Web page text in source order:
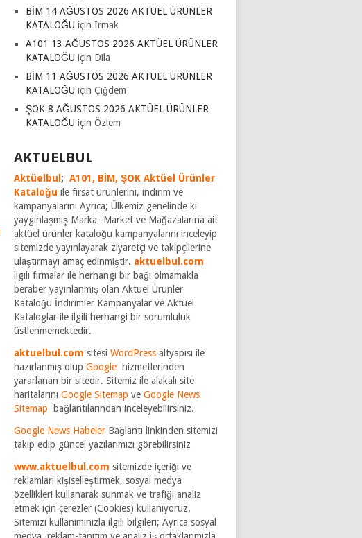
BİM 14 AĞUSTOS 2026 AKTÜEL ÜRÜNLER
KATALOĞU için Irmak
A101 13 AĞUSTOS 2026 AKTÜEL ÜRÜNLER
KATALOĞU için Dila
BİM 11 AĞUSTOS 2026 AKTÜEL ÜRÜNLER
KATALOĞU için Çiğdem
ŞOK 8 AĞUSTOS 2026 AKTÜEL ÜRÜNLER
KATALOĞU için Özlem
AKTUELBUL
Aktüelbul ; A101, BİM, ŞOK Aktüel Ürünler
Kataloğu ile fırsat ürünlerini, indirim ve
kampanyalarını Ayrıca; Ülkemiz genelinde ki
yaygınlaşmış Marka -Market ve Mağazalarına ait
aktüel ürünler kataloğu kampanyalarını inceleyip
sitemizde yayınlayarak ziyaretçi ve takipçilerine
ulaştırmayı amaç edinmiştir. aktuelbul.com
ilgili firmalar ile herhangi bir bağı olmamakla
beraber yayınlanmış olan Aktüel Ürünler
Kataloğu İndirimler Kampanyalar ve Aktüel
Kataloglar ile ilgili herhangi bir sorumluluk
üstlenmemektedir.
aktuelbul.com sitesi WordPress altyapısı ile
hazırlanmış olup Google hizmetlerinden
yararlanan bir sitedir. Sitemiz ile alakalı site
haritalarını Google Sitemap ve Google News
Sitemap
bağlantılarından inceleyebilirsiniz.
Google News Habeler Bağlantı linkinden sitemizi
takip edip güncel yazılarımızı görebilirsiniz
www.aktuelbul.com sitemizde içeriği ve
reklamları kişiselleştirmek, sosyal medya
özellikleri kullanarak sunmak ve trafiği analiz
etmek için çerezler (Cookies) kullanıyoruz.
Sitemizi kullanımınızla ilgili bilgileri; Ayrıca sosyal